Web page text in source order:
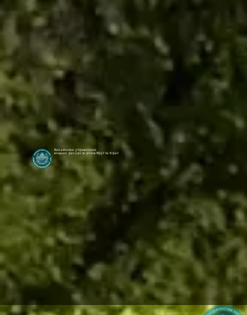
Басейнове управління
водних ресурсів річок Прут та Сірет